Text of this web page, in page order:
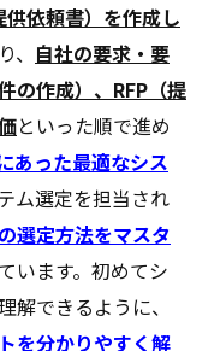
供依頼書）を作成し
、 自社の要求・要
の作成）、RFP（提
といった順で進め
あった最適なシス
ム選定を担当され
選定方法をマスタ
います。初めてシ
解できるように、
を分かりやすく解